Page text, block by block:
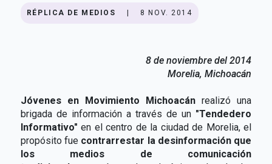
RÉPLICA DE MEDIOS 8 NOV. 2014
8 de noviembre del 2014
Morelia, Michoacán
Jóvenes en Movimiento Michoacán realizó una
brigada de información a través de un "Tendedero
Informativo" en el centro de la ciudad de Morelia, el
propósito fue contrarrestar la desinformación que
los medios de comunicación